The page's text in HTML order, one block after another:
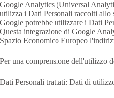
Google Analytics (Universal
utilizza i Dati Personali raccolti allo
Google potrebbe utilizzare i Dati
Questa integrazione di Google
Spazio Economico Europeo
Per una comprensione dell'utilizzo
Dati Personali trattati: Dati di